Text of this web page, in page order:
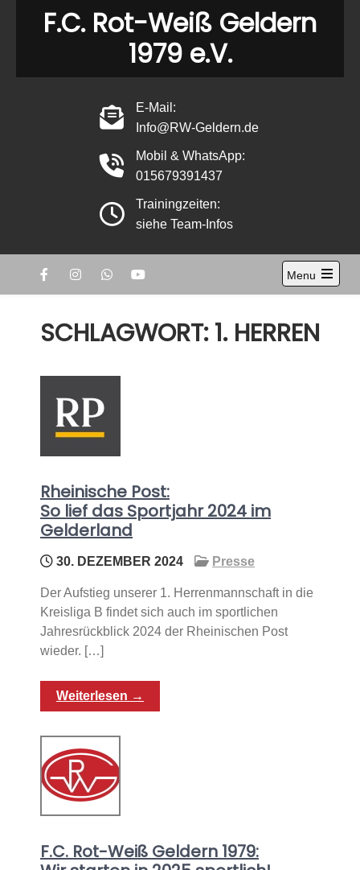
F.C. Rot-Weiß Geldern
1979 e.V.
E-Mail:
Info@RW-Geldern.de
Mobil & WhatsApp:
015679391437
Trainingzeiten:
siehe Team-Infos
Menu
Open
menu
SCHLAGWORT:1. HERREN
Rheinische Post:
So lief das Sportjahr 2024 im
Gelderland
30. DEZEMBER 2024 Presse
Der Aufstieg unserer 1. Herrenmannschaft in die
Kreisliga B findet sich auch im sportlichen
Jahresrückblick 2024 der Rheinischen Post
wieder. […]
Weiterlesen →
F.C. Rot-Weiß Geldern 1979: